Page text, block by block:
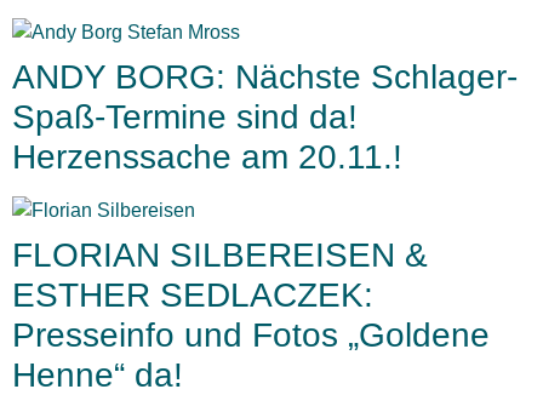
ANDY BORG: Nächste Schlager-
Spaß-Termine sind da!
Herzenssache am 20.11.!
FLORIAN SILBEREISEN &
ESTHER SEDLACZEK:
Presseinfo und Fotos „Goldene
Henne“ da!